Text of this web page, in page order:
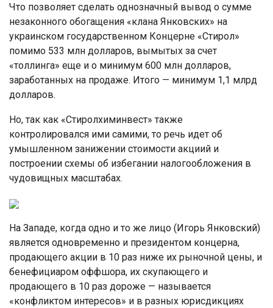
Что позволяет сделать однозначный вывод о сумме
незаконного обогащения «клана Янковских» на
украинском государственном Концерне «Стирол»
помимо 533 млн долларов, вымытых за счет
«толлинга» еще и о минимум 600 млн долларов,
заработанных на продаже. Итого — минимум 1,1 млрд
долларов.
Но, так как «Стиролхиминвест» также
контролировался ими самими, то речь идет об
умышленном занижении стоимости акциий и
построении схемы об избегании налогообложения в
чудовищных масштабах.
На Западе, когда одно и то же лицо (Игорь Янковский)
является одновременно и президентом концерна,
продающего акции в 10 раз ниже их рыночной цены, и
бенефициаром оффшора, их скупающего и
продающего в 10 раз дороже — называется
«конфликтом интересов» и в разных юрисдикциях